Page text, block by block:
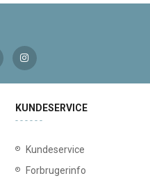
KUNDESERVICE
Kundeservice
Forbrugerinfo